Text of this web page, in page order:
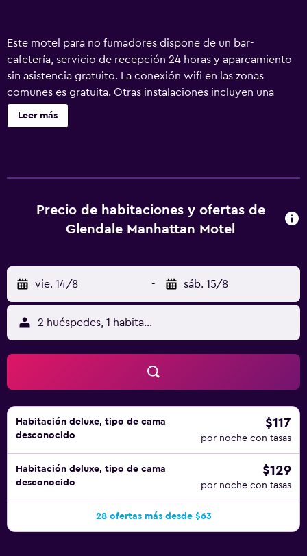
Este motel para no fumadores dispone de un bar-
cafetería, servicio de recepción 24 horas y aparcamiento
sin asistencia gratuito. La conexión wifi en las zonas
comunes es gratuita. Otras instalaciones incluyen una
máquina expendedora. Motel 6 Glendale, CA – Pasadena
Burbank Los Angeles ofrece 27 alojamientos con aire
ducha y bañera combinadas. Este motel en Glendale
ofrece acceso a Internet wifi gratis. Los servicios para las
restricciones). Se ofrece servicio de limpieza todos los
días y es posible solicitar tabla de planchar con plancha.
Leer más
Precio de habitaciones y ofertas de
Glendale Manhattan Motel
vie. 14/8 - sáb. 15/8
2 huéspedes, 1 habitación
Habitación deluxe, tipo de cama
desconocido
$117
por noche con tasas
Habitación deluxe, tipo de cama
desconocido
$129
por noche con tasas
28 ofertas más desde $63